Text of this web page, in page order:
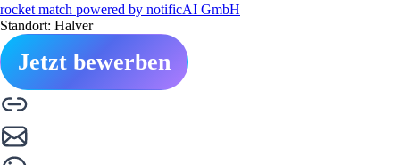
rocket match powered by notificAI GmbH
Standort: Halver
Jetzt bewerben